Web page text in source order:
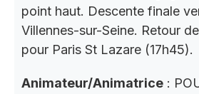
point haut. Descente finale
Villennes-sur-Seine. Retour
pour Paris St Lazare (17h45).
Animateur/Animatrice :